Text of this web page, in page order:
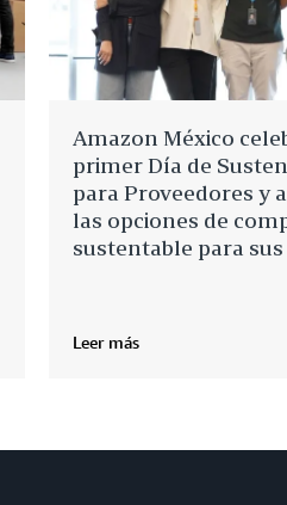
Amazon México
primer Día de
para Proveedores y
las opciones de
sustentable para
Leer más